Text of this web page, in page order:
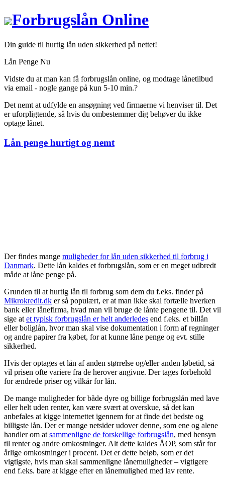
Forbrugslån Online
Din guide til hurtig lån uden sikkerhed på nettet!
Lån Penge Nu
Vidste du at man kan få forbrugslån online, og modtage lånetilbud
via email - nogle gange på kun 5-10 min.?
Det nemt at udfylde en ansøgning ved firmaerne vi henviser til. Det
er uforpligtende, så hvis du ombestemmer dig behøver du ikke
optage lånet.
Lån penge hurtigt og nemt
Der findes mange muligheder for lån uden sikkerhed til forbrug i
Danmark. Dette lån kaldes et forbrugslån, som er en meget udbredt
måde at låne penge på.
Grunden til at hurtig lån til forbrug som dem du f.eks. finder på
Mikrokredit.dk er så populært, er at man ikke skal fortælle hverken
bank eller lånefirma, hvad man vil bruge de lånte pengene til. Det vil
sige at et typisk forbrugslån er helt anderledes end f.eks. et billån
eller boliglån, hvor man skal vise dokumentation i form af regninger
og andre papirer fra købet, for at kunne låne penge og evt. stille
sikkerhed.
Hvis der optages et lån af anden størrelse og/eller anden løbetid, så
vil prisen ofte variere fra de herover angivne. Der tages forbehold
for ændrede priser og vilkår for lån.
De mange muligheder for både dyre og billige forbrugslån med lave
eller helt uden renter, kan være svært at overskue, så det kan
anbefales at kigge internettet igennem for at finde det bedste og
billigste lån. Der er mange netsider udover denne, som ene og alene
handler om at sammenligne de forskellige forbrugslån, med hensyn
til renter og andre omkostninger. Alt dette kaldes ÅOP, som står for
årlige omkostninger i procent. Det er dette beløb, som er det
vigtigste, hvis man skal sammenligne lånemuligheder – vigtigere
end f.eks. bare at kigge efter en lånemulighed med lav rente.